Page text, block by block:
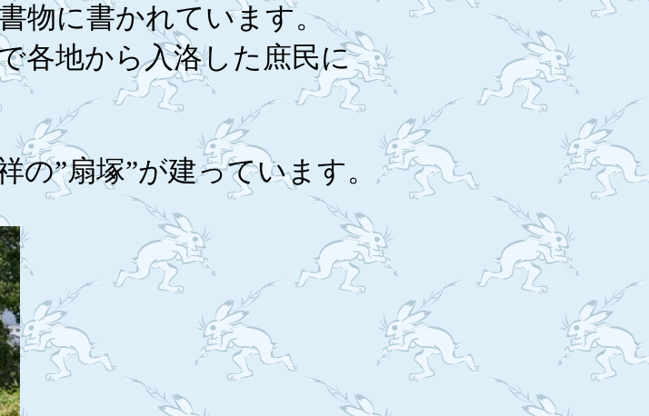
物に書かれています。
各地から入洛した庶民に
”扇塚”が建っています。